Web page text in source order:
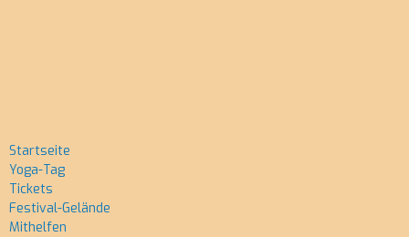
Startseite
Yoga-Tag
Tickets
Festival-Gelände
Mithelfen